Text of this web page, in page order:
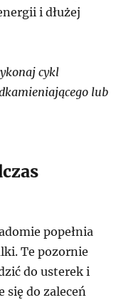
i dłużej
cykl
lub
popełnia
Te pozornie
do usterek i
się do zaleceń